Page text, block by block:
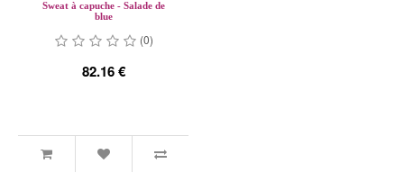
Sweat à capuche - Salade de
blue
(0)
82.16 €